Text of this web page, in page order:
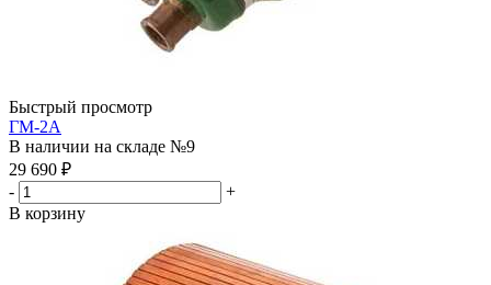
Быстрый просмотр
ГМ-2А
В наличии на складе №9
29 690 ₽
-
+
В корзину